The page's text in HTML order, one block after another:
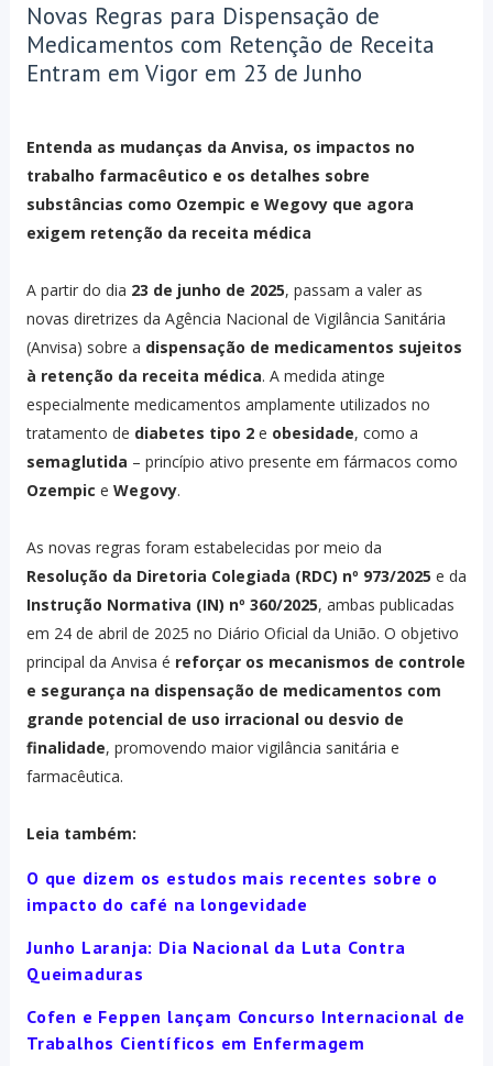
Novas Regras para Dispensação de
Medicamentos com Retenção de Receita
Entram em Vigor em 23 de Junho
Entenda as mudanças da Anvisa, os impactos no
trabalho farmacêutico e os detalhes sobre
substâncias como Ozempic e Wegovy que agora
exigem retenção da receita médica
A partir do dia 23 de junho de 2025, passam a valer as
novas diretrizes da Agência Nacional de Vigilância Sanitária
(Anvisa) sobre a dispensação de medicamentos sujeitos
à retenção da receita médica. A medida atinge
especialmente medicamentos amplamente utilizados no
tratamento de diabetes tipo 2e obesidade, como a
semaglutida – princípio ativo presente em fármacos como
Ozempic e Wegovy.
As novas regras foram estabelecidas por meio da
Resolução da Diretoria Colegiada (RDC) nº 973/2025 e da
Instrução Normativa (IN) nº 360/2025, ambas publicadas
em 24 de abril de 2025 no Diário Oficial da União. O objetivo
principal da Anvisa é reforçar os mecanismos de controle
e segurança na dispensação de medicamentos com
grande potencial de uso irracional ou desvio de
finalidade, promovendo maior vigilância sanitária e
farmacêutica.
Leia também:
O que dizem os estudos mais recentes sobre o
impacto do café na longevidade
Junho Laranja: Dia Nacional da Luta Contra
Queimaduras
Cofen e Feppen lançam Concurso Internacional de
Trabalhos Científicos em Enfermagem